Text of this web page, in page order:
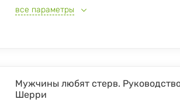
все параметры
Мужчины любят стерв.
Шерри